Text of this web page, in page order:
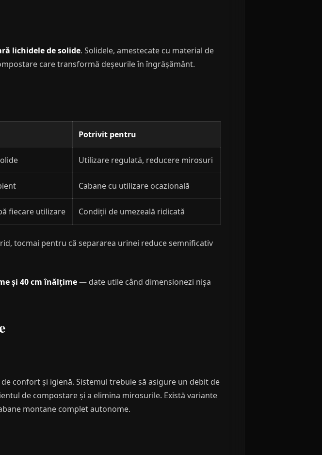
lichidele de solide. Solidele, amestecate cu material de
care transformă deșeurile în îngrășământ.
Potrivit pentru
Utilizare regulată, reducere mirosuri
Cabane cu utilizare ocazională
fiecare utilizare Condiții de umezeală ridicată
tocmai pentru că separarea urinei reduce semnificativ
și 40 cm înălțime— date utile când dimensionezi nișa
confort și igienă. Sistemul trebuie să asigure un debit de
de compostare și a elimina mirosurile. Există variante
montane complet autonome.